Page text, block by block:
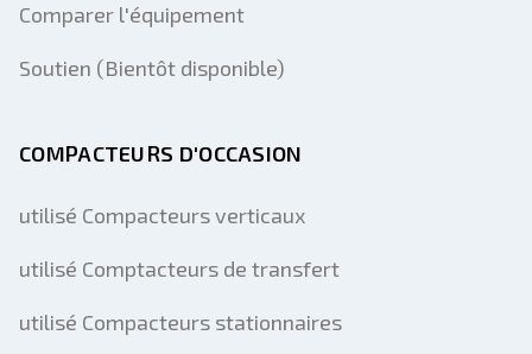
Comparer l'équipement
Soutien (Bientôt disponible)
COMPACTEURS D'OCCASION
utilisé Compacteurs verticaux
utilisé Comptacteurs de transfert
utilisé Compacteurs stationnaires